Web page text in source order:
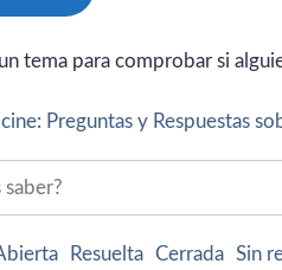
tema para comprobar si
Preguntas y Respuestas
Resuelta Cerrada Sin